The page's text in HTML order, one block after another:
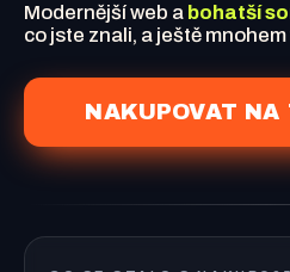
Modernější web a bohatší
co jste znali, a ještě mnohem
NAKUPOVAT NA